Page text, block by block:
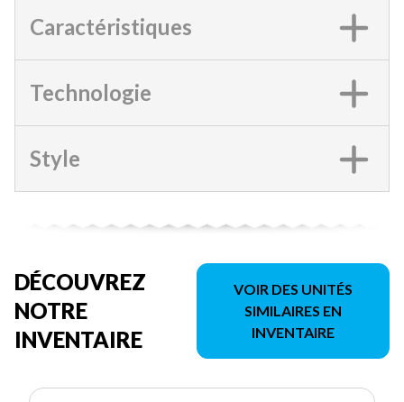
Caractéristiques
Technologie
Style
DÉCOUVREZ
NOTRE
INVENTAIRE
VOIR DES UNITÉS
SIMILAIRES EN
INVENTAIRE